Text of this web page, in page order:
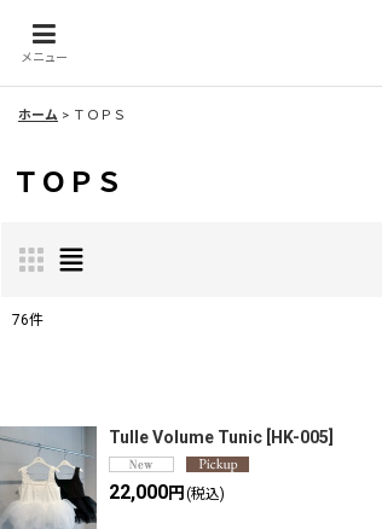
メニュー
ホーム > ＴＯＰＳ
ＴＯＰＳ
76件
Tulle Volume Tunic HK-005
22,000円 (税込)